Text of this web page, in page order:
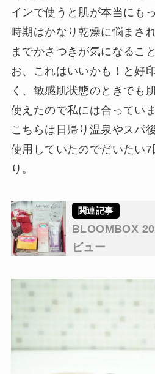
インで使うと肌が本当にも
時期はかなり乾燥に悩まさ
までかさつきが気になるこ
お、これはいいかも！と好
く、敏感肌状態のときでも
使えたので私には合っていま
こちらは日帰り温泉やスパ
使用していたのでだいたい7
り。
BLOOMBOX
ビュー